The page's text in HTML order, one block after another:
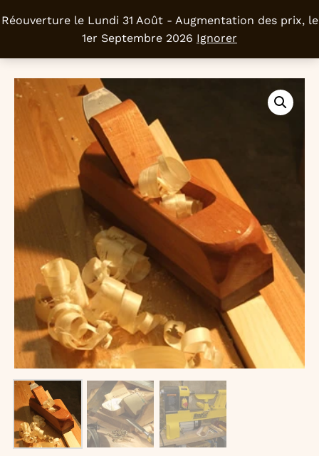
Réouverture le Lundi 31 Août - Augmentation des prix, le
1er Septembre 2026 Ignorer
0